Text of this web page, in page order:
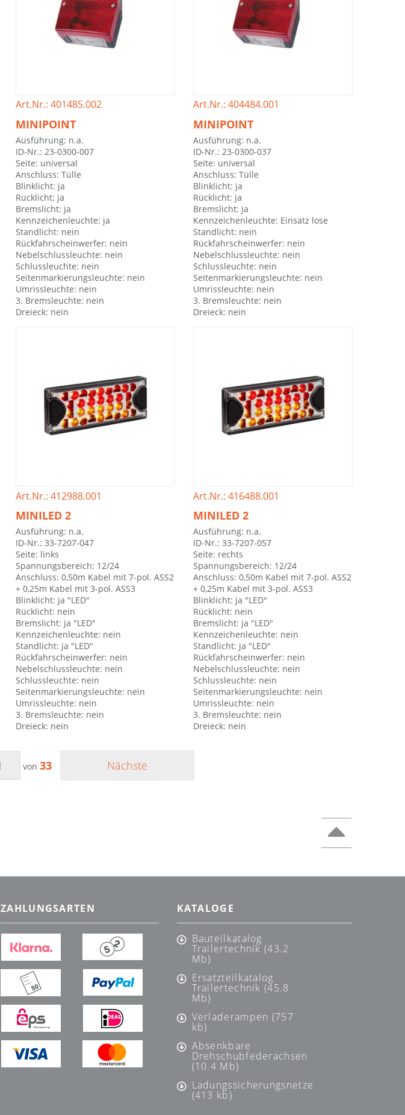
Art.Nr.: 401485.002
MINIPOINT
Ausführung: n.a.
ID-Nr.: 23-0300-007
Seite: universal
Anschluss: Tülle
Blinklicht: ja
Rücklicht: ja
Bremslicht: ja
Kennzeichenleuchte: ja
Standlicht: nein
Rückfahrscheinwerfer: nein
Nebelschlussleuchte: nein
Schlussleuchte: nein
Seitenmarkierungsleuchte: nein
Umrissleuchte: nein
3. Bremsleuchte: nein
Dreieck: nein
Art.Nr.: 404484.001
MINIPOINT
Ausführung: n.a.
ID-Nr.: 23-0300-037
Seite: universal
Anschluss: Tülle
Blinklicht: ja
Rücklicht: ja
Bremslicht: ja
Kennzeichenleuchte: Einsatz lose
Standlicht: nein
Rückfahrscheinwerfer: nein
Nebelschlussleuchte: nein
Schlussleuchte: nein
Seitenmarkierungsleuchte: nein
Umrissleuchte: nein
3. Bremsleuchte: nein
Dreieck: nein
Art.Nr.: 412988.001
MINILED 2
Ausführung: n.a.
ID-Nr.: 33-7207-047
Seite: links
Spannungsbereich: 12/24
Anschluss: 0,50m Kabel mit 7-pol. ASS2
+ 0,25m Kabel mit 3-pol. ASS3
Blinklicht: ja "LED"
Rücklicht: nein
Bremslicht: ja "LED"
Kennzeichenleuchte: nein
Standlicht: ja "LED"
Rückfahrscheinwerfer: nein
Nebelschlussleuchte: nein
Schlussleuchte: nein
Seitenmarkierungsleuchte: nein
Umrissleuchte: nein
3. Bremsleuchte: nein
Dreieck: nein
Art.Nr.: 416488.001
MINILED 2
Ausführung: n.a.
ID-Nr.: 33-7207-057
Seite: rechts
Spannungsbereich: 12/24
Anschluss: 0,50m Kabel mit 7-pol. ASS2
+ 0,25m Kabel mit 3-pol. ASS3
Blinklicht: ja "LED"
Rücklicht: nein
Bremslicht: ja "LED"
Kennzeichenleuchte: nein
Standlicht: ja "LED"
Rückfahrscheinwerfer: nein
Nebelschlussleuchte: nein
Schlussleuchte: nein
Seitenmarkierungsleuchte: nein
Umrissleuchte: nein
3. Bremsleuchte: nein
Dreieck: nein
von 33 Nächste
ZAHLUNGSARTEN KATALOGE
Bauteilkatalog
Trailertechnik (43.2
Mb)
Ersatzteilkatalog
Trailertechnik (45.8
Mb)
Verladerampen (757
kb)
Absenkbare
Drehschubfederachsen
(10.4 Mb)
Ladungssicherungsnetze
(413 kb)